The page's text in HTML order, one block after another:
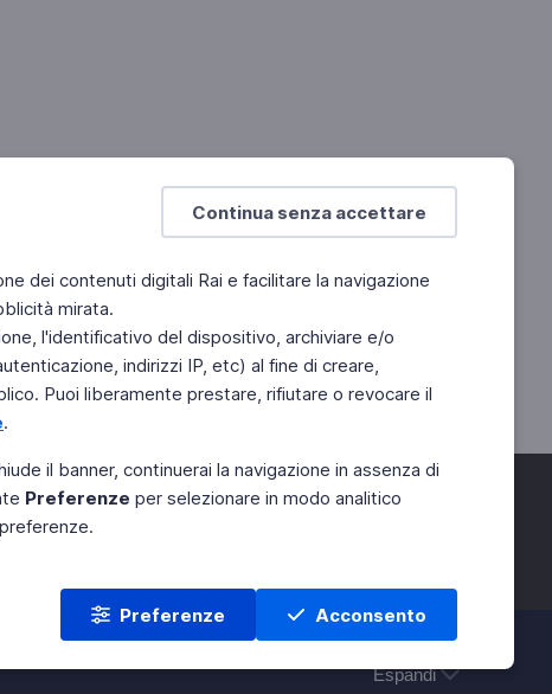
Continua senza accettare
dei contenuti digitali Rai e facilitare la navigazione
mirata.
l'identificativo del dispositivo, archiviare e/o
indirizzi IP, etc) al fine di creare,
Puoi liberamente prestare, rifiutare o revocare il
.
il banner, continuerai la navigazione in assenza di
Preferenze per selezionare in modo analitico
Preferenze Acconsento